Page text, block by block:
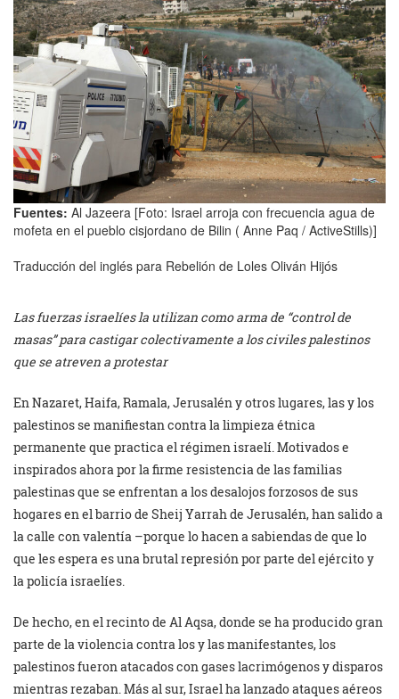
Fuentes: Al Jazeera [Foto: Israel arroja con frecuencia agua de
mofeta en el pueblo cisjordano de Bilin ( Anne Paq / ActiveStills)]
Traducción del inglés para Rebelión de Loles Oliván Hijós
Las fuerzas israelíes la utilizan como arma de “control de
masas” para castigar colectivamente a los civiles palestinos
que se atreven a protestar
En Nazaret, Haifa, Ramala, Jerusalén y otros lugares, las y los
palestinos se manifiestan contra la limpieza étnica
permanente que practica el régimen israelí. Motivados e
inspirados ahora por la firme resistencia de las familias
palestinas que se enfrentan a los desalojos forzosos de sus
hogares en el barrio de Sheij Yarrah de Jerusalén, han salido a
la calle con valentía –porque lo hacen a sabiendas de que lo
que les espera es una brutal represión por parte del ejército y
la policía israelíes.
De hecho, en el recinto de Al Aqsa, donde se ha producido gran
parte de la violencia contra los y las manifestantes, los
palestinos fueron atacados con gases lacrimógenos y disparos
mientras rezaban. Más al sur, Israel ha lanzado ataques aéreos